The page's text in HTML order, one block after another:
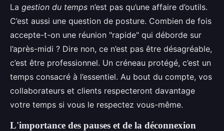
La gestion du temps n’est pas qu’une affaire d’outils.
C’est aussi une question de posture. Combien de fois
accepte-t-on une réunion "rapide" qui déborde sur
l’après-midi ? Dire non, ce n’est pas être désagréable,
c’est être professionnel. Un créneau protégé, c’est un
temps consacré à l’essentiel. Au bout du compte, vos
collaborateurs et clients respecteront davantage
votre temps si vous le respectez vous-même.
L'importance des pauses et de la déconnexion